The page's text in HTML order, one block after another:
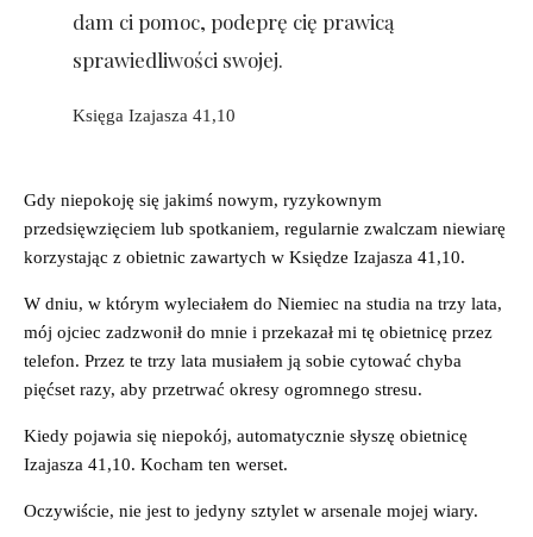
dam ci pomoc, podeprę cię prawicą
sprawiedliwości swojej.
Księga Izajasza 41,10
Gdy niepokoję się jakimś nowym, ryzykownym
przedsięwzięciem lub spotkaniem, regularnie zwalczam niewiarę
korzystając z obietnic zawartych w Księdze Izajasza 41,10.
W dniu, w którym wyleciałem do Niemiec na studia na trzy lata,
mój ojciec zadzwonił do mnie i przekazał mi tę obietnicę przez
telefon. Przez te trzy lata musiałem ją sobie cytować chyba
pięćset razy, aby przetrwać okresy ogromnego stresu.
Kiedy pojawia się niepokój, automatycznie słyszę obietnicę
Izajasza 41,10. Kocham ten werset.
Oczywiście, nie jest to jedyny sztylet w arsenale mojej wiary.